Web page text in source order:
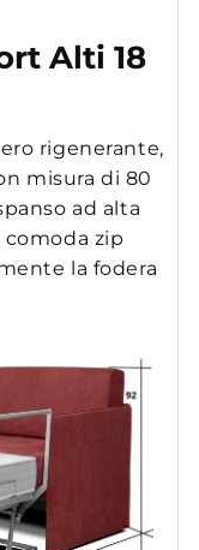
Alti 18
rigenerante,
misura di 80
ad alta
comoda zip
la fodera